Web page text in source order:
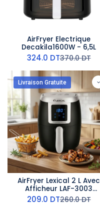
AirFryer Electrique
Decakila1600W - 6,5L
324.0 DT370.0DT
Livraison Gratuite
AirFryer Lexical 2 L Avec
Afficheur LAF-3003
-1200W
209.0 DT260.0DT